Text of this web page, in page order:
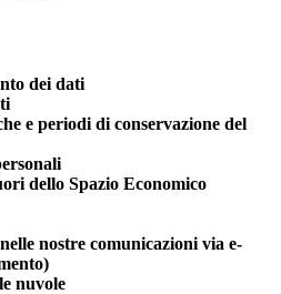
dei dati
e periodi di conservazione del
dello Spazio Economico
nostre comunicazioni via e-
nuvole